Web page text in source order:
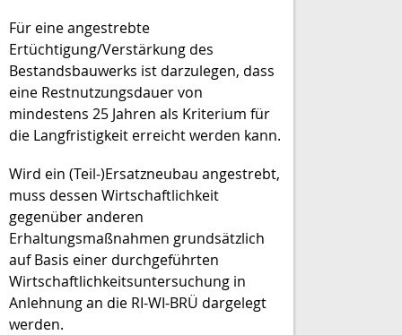
Für eine angestrebte
Ertüchtigung/Verstärkung des
Bestandsbauwerks ist darzulegen, dass
eine Restnutzungsdauer von
mindestens 25 Jahren als Kriterium für
die Langfristigkeit erreicht werden kann.
Wird ein (Teil-)Ersatzneubau angestrebt,
muss dessen Wirtschaftlichkeit
gegenüber anderen
Erhaltungsmaßnahmen grundsätzlich
auf Basis einer durchgeführten
Wirtschaftlichkeitsuntersuchung in
Anlehnung an die RI-WI-BRÜ dargelegt
werden.